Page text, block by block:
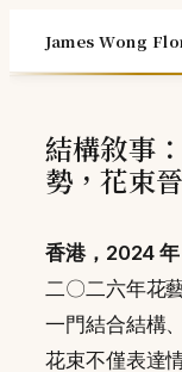
content
James Wong
結構敘事
勢，花束
香港，2024 年
二〇二六年花
一門結合結構
花束不僅表達